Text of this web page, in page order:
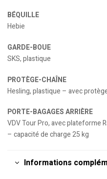
BÉQUILLE
Hebie
GARDE-BOUE
SKS, plastique
PROTÈGE-CHAÎNE
Hesling, plastique – avec
PORTE-BAGAGES ARRIÈRE
VDV Tour Pro, avec plateforme
– capacité de charge 25 kg
Informations